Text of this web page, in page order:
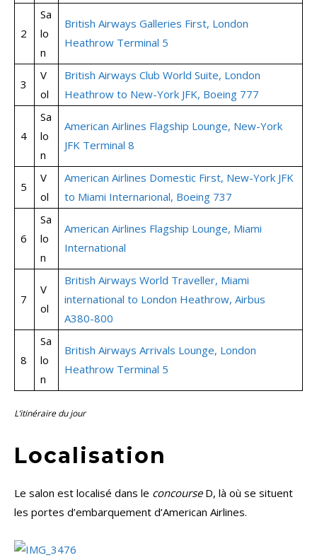
2
Sa
lo
n
British Airways Galleries First, London
Heathrow Terminal 5
3
V
ol
British Airways Club World Suite, London
Heathrow to New-York JFK, Boeing 777
4
Sa
lo
n
American Airlines Flagship Lounge, New-York
JFK Terminal 8
5
V
ol
American Airlines Domestic First, New-York JFK
to Miami Internarional, Boeing 737
6
Sa
lo
n
American Airlines Flagship Lounge, Miami
International
7
V
ol
British Airways World Traveller, Miami
international to London Heathrow, Airbus
A380-800
8
Sa
lo
n
British Airways Arrivals Lounge, London
Heathrow Terminal 5
L’itinéraire du jour
Localisation
Le salon est localisé dans le concourseD, là où se situent
les portes d’embarquement d’American Airlines.